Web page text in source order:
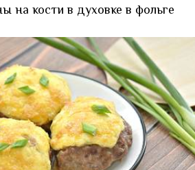
на кости в духовке в фольге